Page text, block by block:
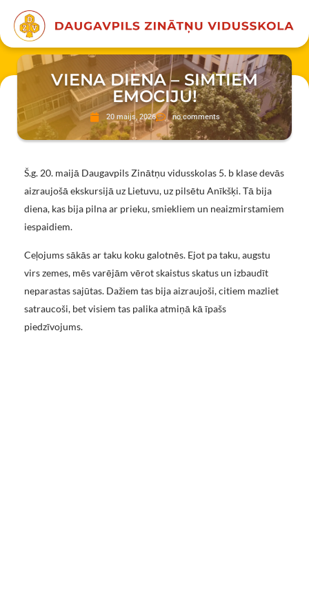
VIENA DIENA – SIMTIEM
EMOCIJU!
20 maijs, 2026 no comments
Š.g. 20. maijā Daugavpils Zinātņu vidusskolas 5. b klase devās
aizraujošā ekskursijā uz Lietuvu, uz pilsētu Anīkšķi. Tā bija
diena, kas bija pilna ar prieku, smiekliem un neaizmirstamiem
iespaidiem.
Ceļojums sākās ar taku koku galotnēs. Ejot pa taku, augstu
virs zemes, mēs varējām vērot skaistus skatus un izbaudīt
neparastas sajūtas. Dažiem tas bija aizraujoši, citiem mazliet
satraucoši, bet visiem tas palika atmiņā kā īpašs
piedzīvojums.